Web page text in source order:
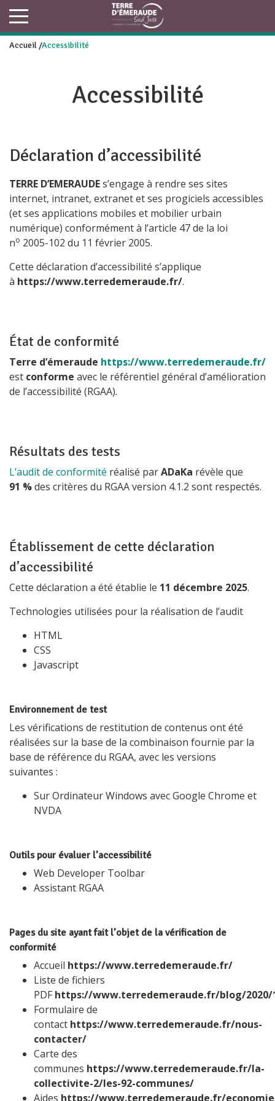
Accueil /Accessibilité
Accessibilité
Déclaration d’accessibilité
TERRE D’EMERAUDEs’engage à rendre ses sites
internet, intranet, extranet et ses progiciels accessibles
(et ses applications mobiles et mobilier urbain
numérique) conformément à l’article 47 de la loi
no 2005-102 du 11 février 2005.
Cette déclaration d’accessibilité s’applique
à https://www.terredemeraude.fr/.
État de conformité
Terre d’émeraude https://www.terredemeraude.fr/
est conforme avec le référentiel général d’amélioration
de l’accessibilité (RGAA).
Résultats des tests
L’audit de conformité réalisé parADaKa révèle que
91 %des critères du RGAA version 4.1.2 sont respectés.
Établissement de cette déclaration
d’accessibilité
Cette déclaration a été établie le 11 décembre 2025.
Technologies utilisées pour la réalisation de l’audit
HTML
CSS
Javascript
Environnement de test
Les vérifications de restitution de contenus ont été
réalisées sur la base de la combinaison fournie par la
base de référence du RGAA, avec les versions
suivantes :
Sur Ordinateur Windows avec Google Chrome et
NVDA
Outils pour évaluer l’accessibilité
Web Developer Toolbar
Assistant RGAA
Pages du site ayant fait l’objet de la vérification de
conformité
Accueil https://www.terredemeraude.fr/
Liste de fichiers
PDF https://www.terredemeraude.fr/blog/2020/
Formulaire de
contact https://www.terredemeraude.fr/nous-
contacter/
Carte des
communes https://www.terredemeraude.fr/la-
collectivite-2/les-92-communes/
Aides https://www.terredemeraude.fr/